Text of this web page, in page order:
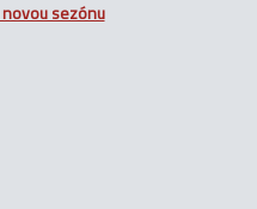
sezónu